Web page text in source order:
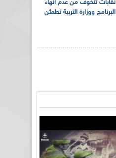
نقابات تتخوف من عدم انهاء
البرنامج ووزارة التربية تطمئن